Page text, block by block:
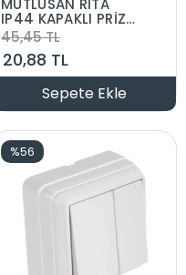
MUTLUSAN RİTA
IP44 KAPAKLI PRİZ
CONTA
45,45 TL
20,88 TL
Sepete Ekle
%56